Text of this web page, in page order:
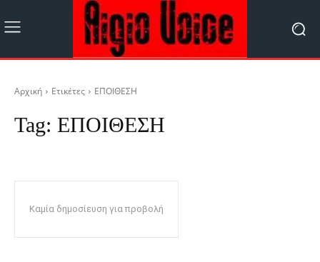
Αρχική Ετικέτες ΕΠΟΙΘΕΣΗ
Tag: ΕΠΟΙΘΕΣΗ
Καμία δημοσίευση για προβολή